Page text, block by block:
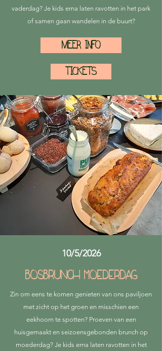
vaderdag? Je kids erna laten ravotten in het park
of samen gaan wandelen in de buurt?
MEER INFO
TICKETS
10/5/2026
BosBrunch moederdag
Zin om eens te komen genieten van ons paviljoen
met zicht op het groen en misschien een
eekhoorn te spotten? Proeven van een
huisgemaakt en seizoensgebonden brunch op
moederdag? Je kids erna laten ravotten in het